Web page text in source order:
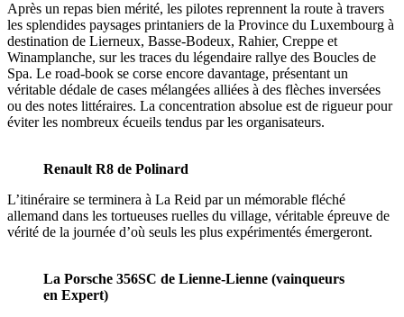
Après un repas bien mérité, les pilotes reprennent la route à travers
les splendides paysages printaniers de la Province du Luxembourg à
destination de Lierneux, Basse-Bodeux, Rahier, Creppe et
Winamplanche, sur les traces du légendaire rallye des Boucles de
Spa. Le road-book se corse encore davantage, présentant un
véritable dédale de cases mélangées alliées à des flèches inversées
ou des notes littéraires. La concentration absolue est de rigueur pour
éviter les nombreux écueils tendus par les organisateurs.
Renault R8 de Polinard
L’itinéraire se terminera à La Reid par un mémorable fléché
allemand dans les tortueuses ruelles du village, véritable épreuve de
vérité de la journée d’où seuls les plus expérimentés émergeront.
La Porsche 356SC de Lienne-Lienne (vainqueurs
en Expert)